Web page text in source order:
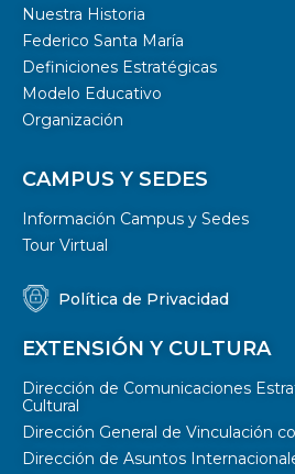
Nuestra Historia
Federico Santa María
Definiciones Estratégicas
Modelo Educativo
Organización
CAMPUS Y SEDES
Información Campus y Sedes
Tour Virtual
Política de Privacidad
EXTENSIÓN Y CULTURA
Dirección de Comunicaciones
Cultural
Dirección General de Vinculación
Dirección de Asuntos